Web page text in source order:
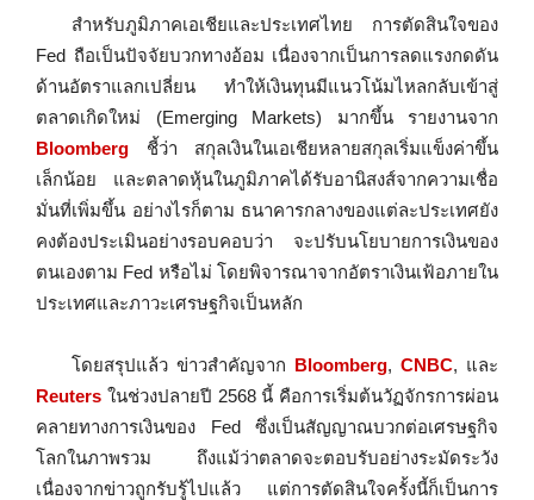
สำหรับภูมิภาคเอเชียและประเทศไทย การตัดสินใจของ
Fed ถือเป็นปัจจัยบวกทางอ้อม เนื่องจากเป็นการลดแรงกดดัน
ด้านอัตราแลกเปลี่ยน ทำให้เงินทุนมีแนวโน้มไหลกลับเข้าสู่
ตลาดเกิดใหม่ (Emerging Markets) มากขึ้น รายงานจาก
Bloomberg ชี้ว่า สกุลเงินในเอเชียหลายสกุลเริ่มแข็งค่าขึ้น
เล็กน้อย และตลาดหุ้นในภูมิภาคได้รับอานิสงส์จากความเชื่อ
มั่นที่เพิ่มขึ้น อย่างไรก็ตาม ธนาคารกลางของแต่ละประเทศยัง
คงต้องประเมินอย่างรอบคอบว่า จะปรับนโยบายการเงินของ
ตนเองตาม Fed หรือไม่ โดยพิจารณาจากอัตราเงินเฟ้อภายใน
ประเทศและภาวะเศรษฐกิจเป็นหลัก
โดยสรุปแล้ว ข่าวสำคัญจาก Bloomberg, CNBC, และ
Reuters ในช่วงปลายปี 2568 นี้ คือการเริ่มต้นวัฏจักรการผ่อน
คลายทางการเงินของ Fed ซึ่งเป็นสัญญาณบวกต่อเศรษฐกิจ
โลกในภาพรวม ถึงแม้ว่าตลาดจะตอบรับอย่างระมัดระวัง
เนื่องจากข่าวถูกรับรู้ไปแล้ว แต่การตัดสินใจครั้งนี้ก็เป็นการ